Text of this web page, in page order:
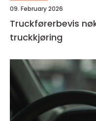
09. February 2026
Truckførerbevis nøkkelen til trygg og effektiv
truckkjøring